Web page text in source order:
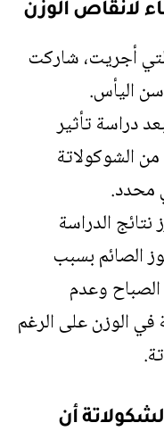
لانقاص الوزن
أجريت، شاركت
دراسة تأثير
الشوكولاتة
محدد.
الدراسة
الصائم بسبب
وعدم
الوزن على الرغم
أن